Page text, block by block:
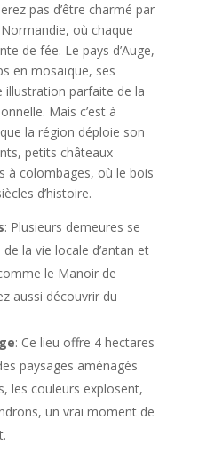
pas d’être charmé par
où chaque
de fée. Le pays d’Auge,
en mosaïque, ses
parfaite de la
Mais c’est à
la région déploie son
petits châteaux
à colombages, où le bois
d’histoire.
: Plusieurs demeures se
la vie locale d’antan et
le Manoir de
aussi découvrir du
: Ce lieu offre 4 hectares
paysages aménagés
les couleurs explosent,
un vrai moment de